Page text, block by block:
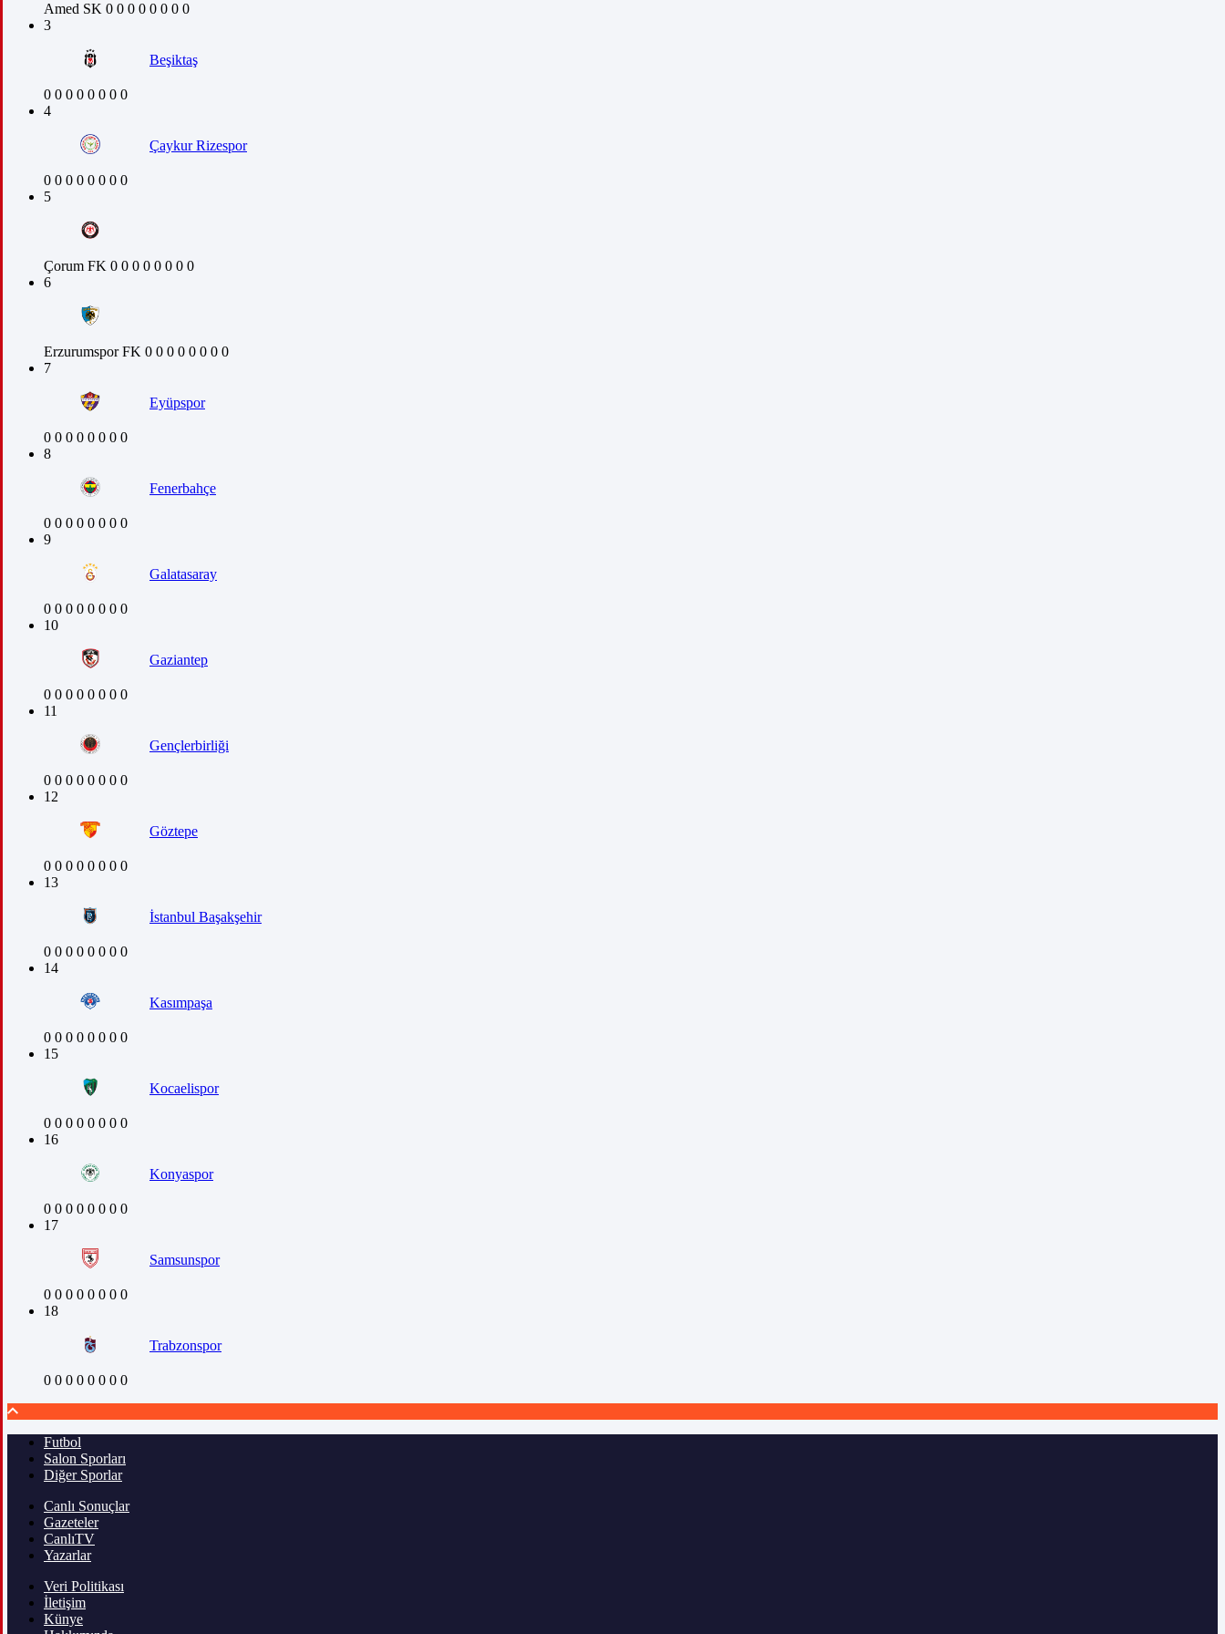
Amed SK 0 0 0 0 0 0 0 0
3
Beşiktaş
0 0 0 0 0 0 0 0
4
Çaykur Rizespor
0 0 0 0 0 0 0 0
5
Çorum FK 0 0 0 0 0 0 0 0
6
Erzurumspor FK 0 0 0 0 0 0 0 0
7
Eyüpspor
0 0 0 0 0 0 0 0
8
Fenerbahçe
0 0 0 0 0 0 0 0
9
Galatasaray
0 0 0 0 0 0 0 0
10
Gaziantep
0 0 0 0 0 0 0 0
11
Gençlerbirliği
0 0 0 0 0 0 0 0
12
Göztepe
0 0 0 0 0 0 0 0
13
İstanbul Başakşehir
0 0 0 0 0 0 0 0
14
Kasımpaşa
0 0 0 0 0 0 0 0
15
Kocaelispor
0 0 0 0 0 0 0 0
16
Konyaspor
0 0 0 0 0 0 0 0
17
Samsunspor
0 0 0 0 0 0 0 0
18
Trabzonspor
0 0 0 0 0 0 0 0
Futbol
Salon Sporları
Diğer Sporlar
Canlı Sonuçlar
Gazeteler
CanlıTV
Yazarlar
Veri Politikası
İletişim
Künye